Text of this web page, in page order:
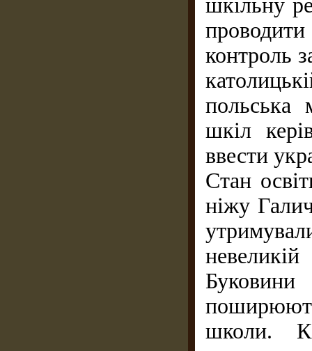
шкільну
контроль
польська
шкіл
ввести
Стан
ніжу
школи.